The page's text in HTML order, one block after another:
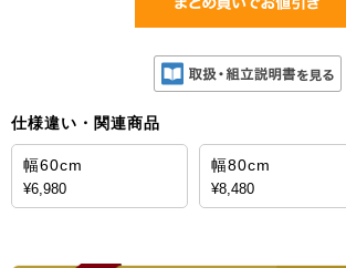
仕様違い・関連商品
幅60cm
¥6,980
幅80cm
¥8,480